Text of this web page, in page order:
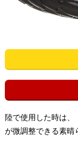
陸で使用した時は
が微調整できる素晴